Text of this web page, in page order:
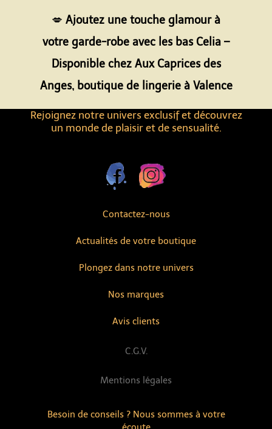
Contactez-nous
Actualités de votre boutique
Avis clients
Nos marques
Rejoignez notre univers exclusif et découvrez
un monde de plaisir et de sensualité.
Besoin de conseils ? Nous sommes à votre
Plongez dans notre univers
Mentions légales
C.G.V.
💋 Ajoutez une touche glamour à
votre garde-robe avec les bas Celia –
Disponible chez Aux Caprices des
Anges, boutique de lingerie à Valence